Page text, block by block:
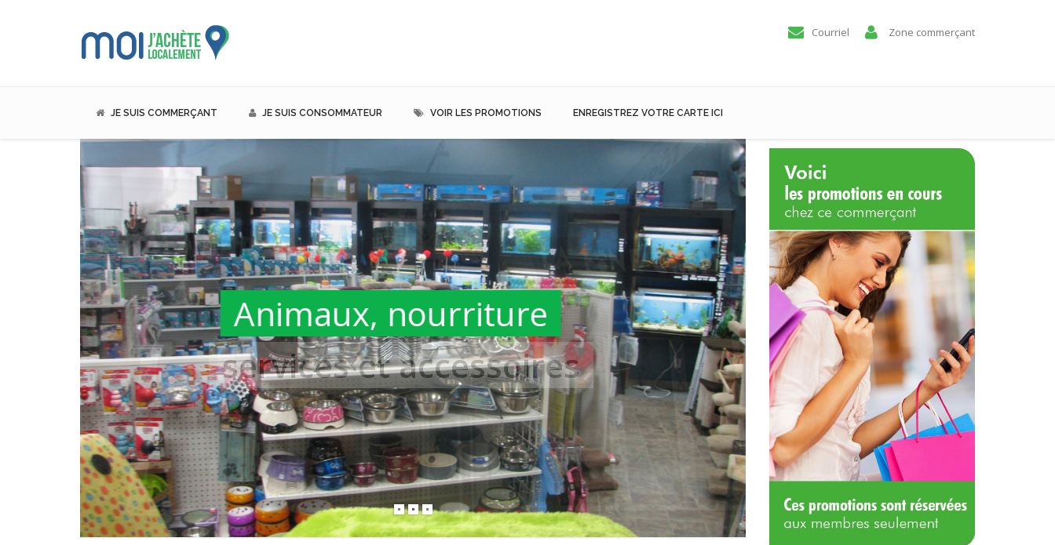
Courriel Zone commerçant
JE SUIS COMMERÇANT JE SUIS CONSOMMATEUR VOIR LES PROMOTIONS ENREGISTREZ VOTRE CARTE ICI
Animaux, nourriture
services et accessoires